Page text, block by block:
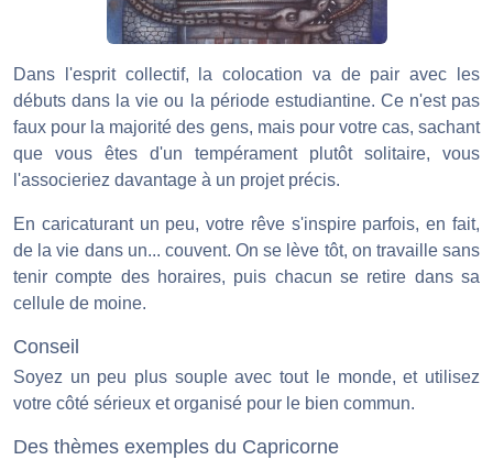
Dans l'esprit collectif, la colocation va de pair avec les
débuts dans la vie ou la période estudiantine. Ce n'est pas
faux pour la majorité des gens, mais pour votre cas, sachant
que vous êtes d'un tempérament plutôt solitaire, vous
l'associeriez davantage à un projet précis.
En caricaturant un peu, votre rêve s'inspire parfois, en fait,
de la vie dans un... couvent. On se lève tôt, on travaille sans
tenir compte des horaires, puis chacun se retire dans sa
cellule de moine.
Conseil
Soyez un peu plus souple avec tout le monde, et utilisez
votre côté sérieux et organisé pour le bien commun.
Des thèmes exemples du Capricorne